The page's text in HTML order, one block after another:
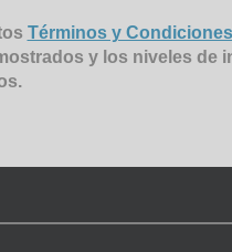
Términos y Condiciones
y los niveles de